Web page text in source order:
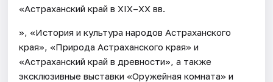
«Астраханский край в XIX–XX вв.
», «История и культура народов Астраханского
края», «Природа Астраханского края» и
«Астраханский край в древности», а также
эксклюзивные выставки «Оружейная комната» и